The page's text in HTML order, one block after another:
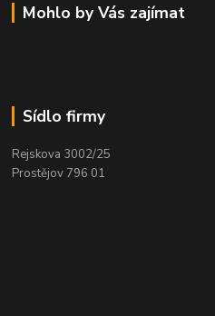
Mohlo by Vás zajímat
Sídlo firmy
Rejskova 3002/25
Prostějov 796 01